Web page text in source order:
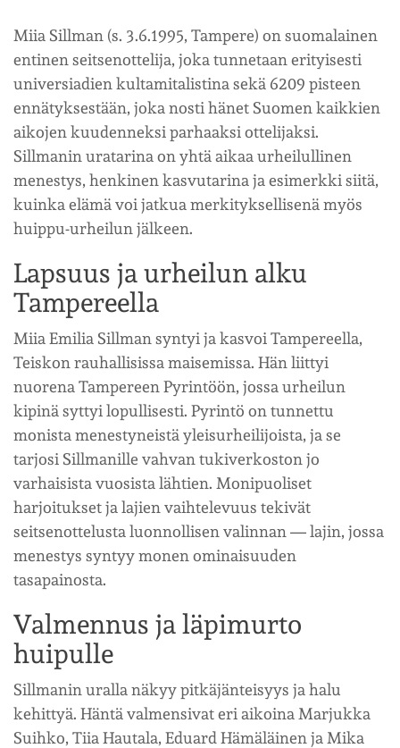
Miia Sillman (s. 3.6.1995, Tampere) on suomalainen
entinen seitsenottelija, joka tunnetaan erityisesti
universiadien kultamitalistina sekä 6209 pisteen
ennätyksestään, joka nosti hänet Suomen kaikkien
aikojen kuudenneksi parhaaksi ottelijaksi.
Sillmanin uratarina on yhtä aikaa urheilullinen
menestys, henkinen kasvutarina ja esimerkki siitä,
kuinka elämä voi jatkua merkityksellisenä myös
huippu-urheilun jälkeen.
Lapsuus ja urheilun alku
Tampereella
Miia Emilia Sillman syntyi ja kasvoi Tampereella,
Teiskon rauhallisissa maisemissa. Hän liittyi
nuorena Tampereen Pyrintöön, jossa urheilun
kipinä syttyi lopullisesti. Pyrintö on tunnettu
monista menestyneistä yleisurheilijoista, ja se
tarjosi Sillmanille vahvan tukiverkoston jo
varhaisista vuosista lähtien. Monipuoliset
harjoitukset ja lajien vaihtelevuus tekivät
seitsenottelusta luonnollisen valinnan — lajin, jossa
menestys syntyy monen ominaisuuden
tasapainosta.
Valmennus ja läpimurto
huipulle
Sillmanin uralla näkyy pitkäjänteisyys ja halu
kehittyä. Häntä valmensivat eri aikoina Marjukka
Suihko, Tiia Hautala, Eduard Hämäläinen ja Mika